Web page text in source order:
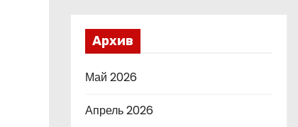
Архив
Май 2026
Апрель 2026